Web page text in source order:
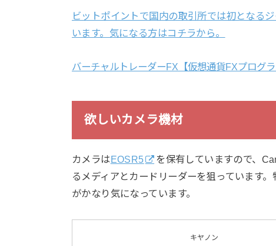
ビットポイントで国内の取引所では初となる
います。気になる方はコチラから。
バーチャルトレーダーFX【仮想通貨FXプログラ
欲しいカメラ機材
カメラはEOSR5
を保有していますので、
るメディアとカードリーダーを狙っています
がかなり気になっています。
キヤノン